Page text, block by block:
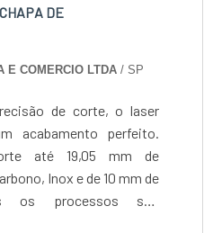
DE
E COMERCIO LTDA / SP
de corte, o laser
acabamento perfeito.
até 19,05 mm de
Inox e de 10 mm de
os processos são
de alta tecnologia,